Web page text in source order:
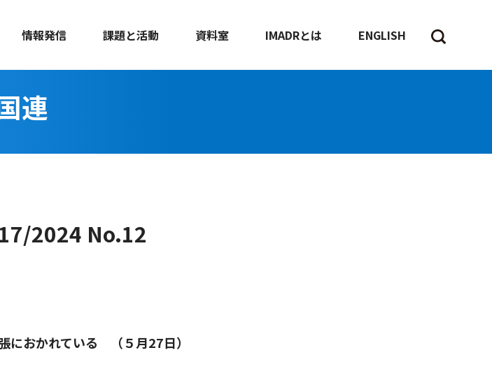
情報発信 課題と活動 資料室 IMADRとは ENGLISH
連
2024 No.12
におかれている （５月27日）